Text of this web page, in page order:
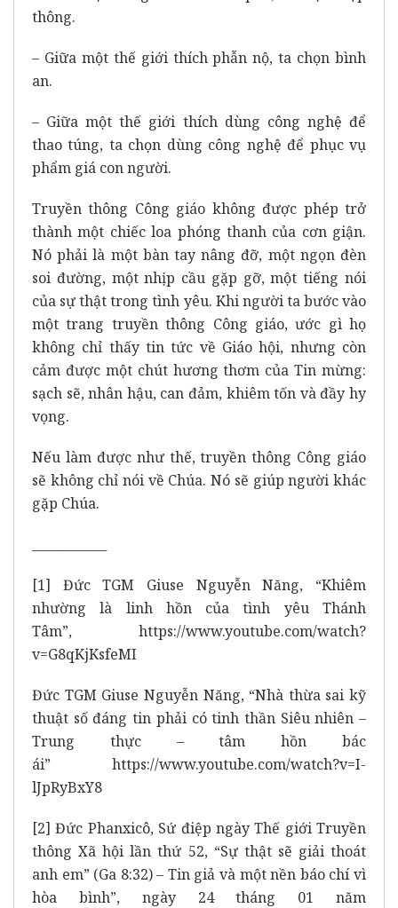
thông.
– Giữa một thế giới thích phẫn nộ, ta chọn bình
an.
– Giữa một thế giới thích dùng công nghệ để
thao túng, ta chọn dùng công nghệ để phục vụ
phẩm giá con người.
Truyền thông Công giáo không được phép trở
thành một chiếc loa phóng thanh của cơn giận.
Nó phải là một bàn tay nâng đỡ, một ngọn đèn
soi đường, một nhịp cầu gặp gỡ, một tiếng nói
của sự thật trong tình yêu. Khi người ta bước vào
một trang truyền thông Công giáo, ước gì họ
không chỉ thấy tin tức về Giáo hội, nhưng còn
cảm được một chút hương thơm của Tin mừng:
sạch sẽ, nhân hậu, can đảm, khiêm tốn và đầy hy
vọng.
Nếu làm được như thế, truyền thông Công giáo
sẽ không chỉ nói về Chúa. Nó sẽ giúp người khác
gặp Chúa.
[1] Đức TGM Giuse Nguyễn Năng, “Khiêm
nhường là linh hồn của tình yêu Thánh
Tâm”, https://www.youtube.com/watch?
v=G8qKjKsfeMI
Đức TGM Giuse Nguyễn Năng, “Nhà thừa sai kỹ
thuật số đáng tin phải có tinh thần Siêu nhiên –
Trung thực – tâm hồn bác
ái” https://www.youtube.com/watch?v=I-
lJpRyBxY8
[2] Đức Phanxicô, Sứ điệp ngày Thế giới Truyền
thông Xã hội lần thứ 52, “Sự thật sẽ giải thoát
anh em” (Ga 8:32) – Tin giả và một nền báo chí vì
hòa bình”, ngày 24 tháng 01 năm